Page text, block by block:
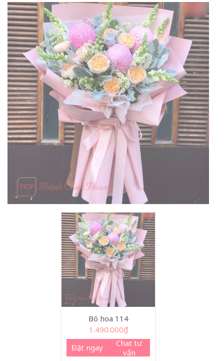
Bó hoa 114
1.490.000₫
Đặt ngay
Chat tư
vấn